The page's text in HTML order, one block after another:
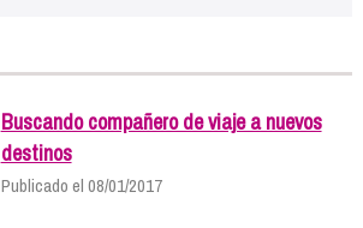
Buscando compañero de viaje a nuevos
destinos
Publicado el 08/01/2017